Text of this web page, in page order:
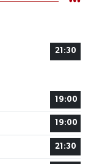
21:30
19:00
19:00
21:30